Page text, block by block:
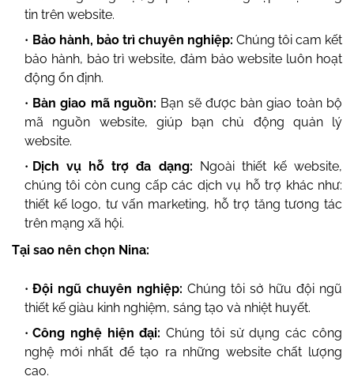
tin trên website.
Bảo hành, bảo trì chuyên nghiệp: Chúng tôi cam kết
bảo hành, bảo trì website, đảm bảo website luôn hoạt
động ổn định.
Bàn giao mã nguồn: Bạn sẽ được bàn giao toàn bộ
mã nguồn website, giúp bạn chủ động quản lý
website.
Dịch vụ hỗ trợ đa dạng: Ngoài thiết kế website,
chúng tôi còn cung cấp các dịch vụ hỗ trợ khác như:
thiết kế logo, tư vấn marketing, hỗ trợ tăng tương tác
trên mạng xã hội.
Tại sao nên chọn Nina:
Đội ngũ chuyên nghiệp: Chúng tôi sở hữu đội ngũ
thiết kế giàu kinh nghiệm, sáng tạo và nhiệt huyết.
Công nghệ hiện đại: Chúng tôi sử dụng các công
nghệ mới nhất để tạo ra những website chất lượng
cao.